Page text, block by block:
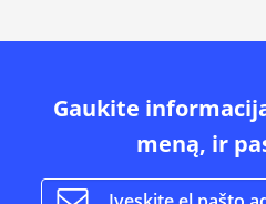
Gaukite
meną, ir